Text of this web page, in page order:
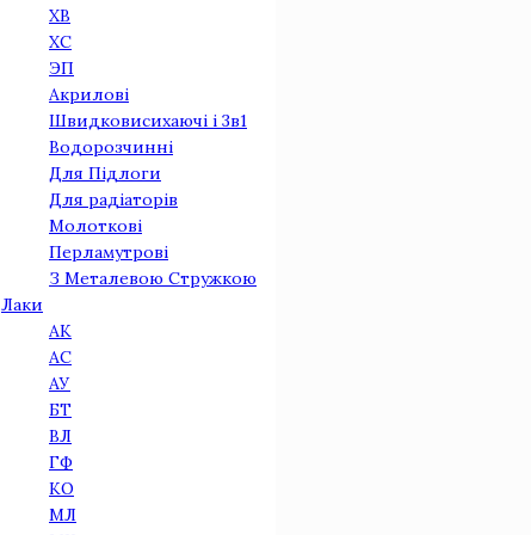
ХВ
ХС
ЭП
Акриловi
Швидковисихаючі і 3в1
Водорозчинні
Для Підлоги
Для радіаторів
Молоткові
Перламутрові
З Металевою Стружкою
Лаки
АК
АС
АУ
БТ
ВЛ
ГФ
КО
МЛ